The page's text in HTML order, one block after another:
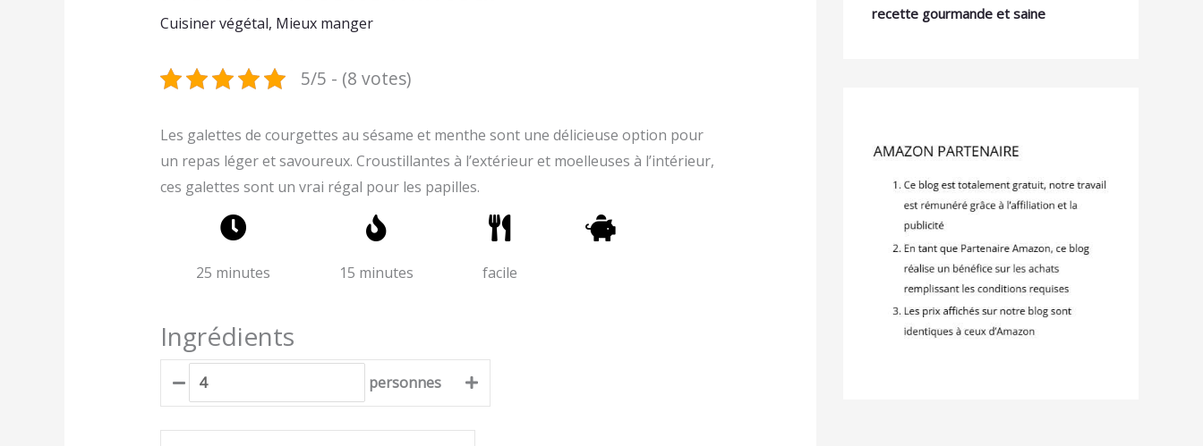
Cuisiner végétal, Mieux manger
5/5 - (8 votes)
Les galettes de courgettes au sésame et menthe sont une délicieuse option pour
un repas léger et savoureux. Croustillantes à l’extérieur et moelleuses à l’intérieur,
ces galettes sont un vrai régal pour les papilles.
25 minutes 15 minutes facile
Ingrédients
personnes
recette gourmande et saine